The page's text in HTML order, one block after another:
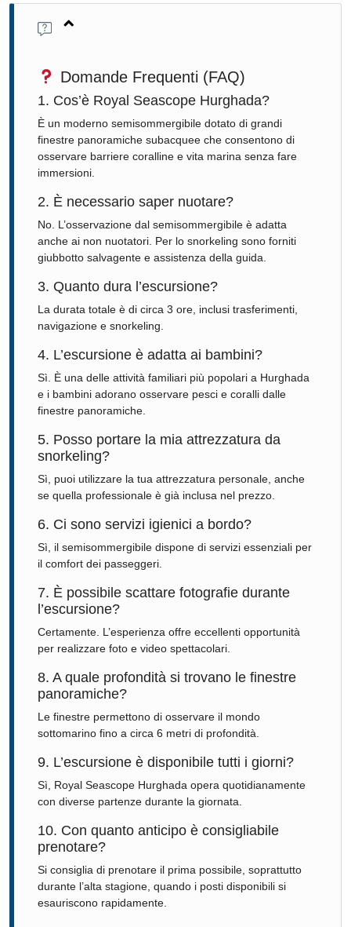
Domande Frequenti (FAQ)
1. Cos’è Royal Seascope Hurghada?
È un moderno semisommergibile dotato di grandi
finestre panoramiche subacquee che consentono di
osservare barriere coralline e vita marina senza fare
immersioni.
2. È necessario saper nuotare?
No. L’osservazione dal semisommergibile è adatta
anche ai non nuotatori. Per lo snorkeling sono forniti
giubbotto salvagente e assistenza della guida.
3. Quanto dura l’escursione?
La durata totale è di circa 3 ore, inclusi trasferimenti,
navigazione e snorkeling.
4. L’escursione è adatta ai bambini?
Sì. È una delle attività familiari più popolari a Hurghada
e i bambini adorano osservare pesci e coralli dalle
finestre panoramiche.
5. Posso portare la mia attrezzatura da
snorkeling?
Sì, puoi utilizzare la tua attrezzatura personale, anche
se quella professionale è già inclusa nel prezzo.
6. Ci sono servizi igienici a bordo?
Sì, il semisommergibile dispone di servizi essenziali per
il comfort dei passeggeri.
7. È possibile scattare fotografie durante
l’escursione?
Certamente. L’esperienza offre eccellenti opportunità
per realizzare foto e video spettacolari.
8. A quale profondità si trovano le finestre
panoramiche?
Le finestre permettono di osservare il mondo
sottomarino fino a circa 6 metri di profondità.
9. L’escursione è disponibile tutti i giorni?
Sì, Royal Seascope Hurghada opera quotidianamente
con diverse partenze durante la giornata.
10. Con quanto anticipo è consigliabile
prenotare?
Si consiglia di prenotare il prima possibile, soprattutto
durante l’alta stagione, quando i posti disponibili si
esauriscono rapidamente.